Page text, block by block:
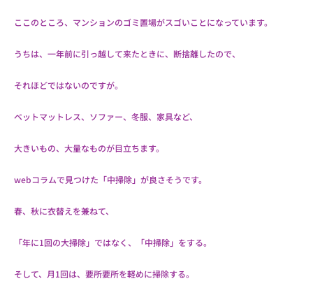
ここのところ、マンションのゴミ置場がスゴいことになっています。
うちは、一年前に引っ越して来たときに、断捨離したので、
それほどではないのですが。
ベットマットレス、ソファー、冬服、家具など、
大きいもの、大量なものが目立ちます。
webコラムで見つけた「中掃除」が良さそうです。
春、秋に衣替えを兼ねて、
「年に1回の大掃除」ではなく、「中掃除」をする。
そして、月1回は、要所要所を軽めに掃除する。